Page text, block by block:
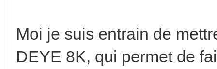
Moi je suis entrain de
DEYE 8K, qui permet de